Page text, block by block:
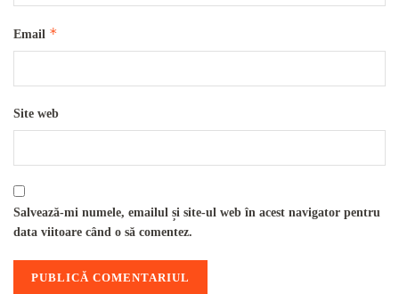
Email *
Site web
Salvează-mi numele, emailul și site-ul web în acest navigator pentru
data viitoare când o să comentez.